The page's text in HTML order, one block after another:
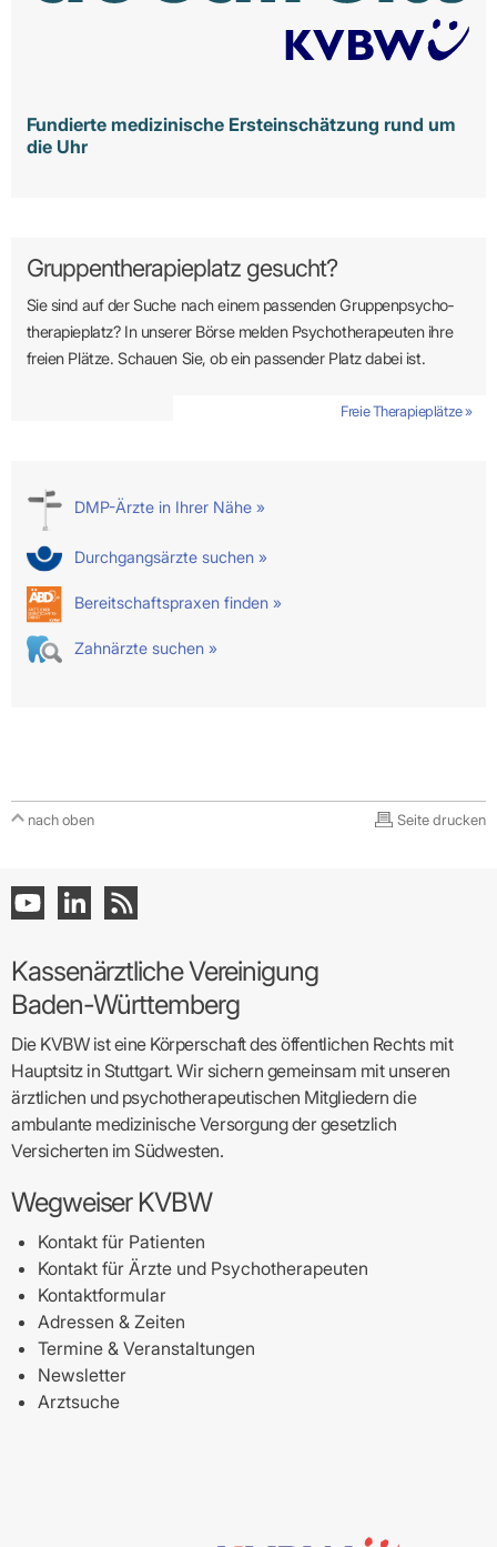
Fundierte medizinische Ersteinschätzung rund um
die Uhr
Gruppentherapieplatz gesucht?
Sie sind auf der Suche nach einem passenden Gruppen­psycho­
therapie­platz? In unserer Börse melden Psycho­­thera­­peuten ihre
freien Plätze. Schauen Sie, ob ein passender Platz dabei ist.
Freie Therapieplätze »
DMP-Ärzte in Ihrer Nähe »
Durchgangsärzte suchen »
Bereitschaftspraxen finden »
Zahnärzte suchen »
nach oben Seite drucken
Kassenärztliche Vereinigung
Baden-Württemberg
Die KVBW ist eine Körperschaft des öffentlichen Rechts mit
Hauptsitz in Stuttgart. Wir sichern gemeinsam mit unseren
ärztlichen und psychotherapeutischen Mitgliedern die
ambulante medizinische Versorgung der gesetzlich
Versicherten im Südwesten.
Wegweiser KVBW
Kontakt für Patienten
Kontakt für Ärzte und Psychotherapeuten
Kontaktformular
Adressen & Zeiten
Termine & Veranstaltungen
Newsletter
Arztsuche